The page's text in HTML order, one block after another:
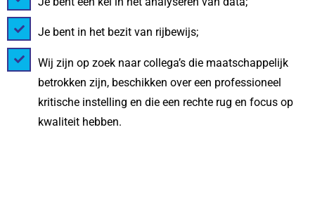
Je bent in het bezit van rijbewijs;
Wij zijn op zoek naar collega’s die maatschappelijk
betrokken zijn, beschikken over een professioneel
kritische instelling en die een rechte rug en focus op
kwaliteit hebben.